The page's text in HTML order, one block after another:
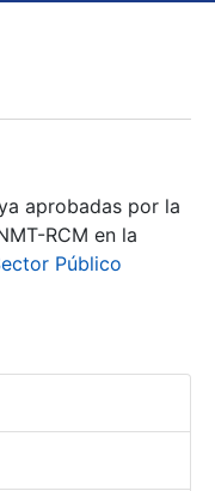
aprobadas por la
RCM en la
Público